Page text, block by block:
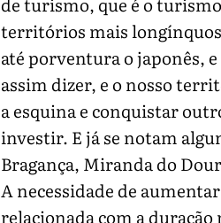
territórios mais
até porventura o japonês,
assim dizer, e o nosso
a esquina e conquistar
investir. E já se notam
Bragança, Miranda do
A necessidade de
relacionada com a duração